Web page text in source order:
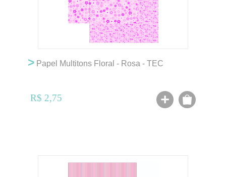
> Papel Multitons Floral - Rosa - TEC
R$ 2,75